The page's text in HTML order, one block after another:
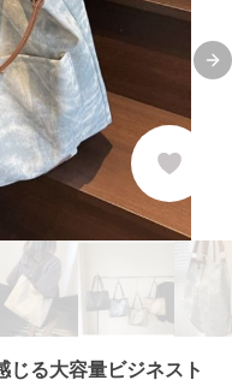
じる大容量ビジネスト